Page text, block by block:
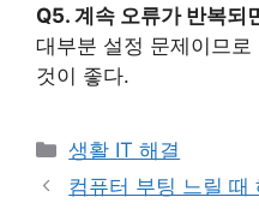
Q5. 계속 오류가 반복되
대부분 설정 문제이므
것이 좋다.
카
테
생활 IT 해결
컴퓨터 부팅 느릴 때